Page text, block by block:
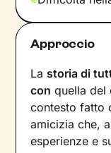
Approccio
La storia di
con quella del
contesto fatto
amicizia che,
esperienze e